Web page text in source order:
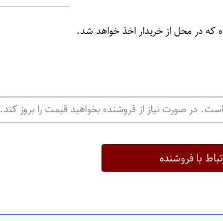
که در محل از خریدار اخذ خواهد شد.
در صورت نیاز از فروشنده بخواهید قیمت را بروز کند.
با فروشنده